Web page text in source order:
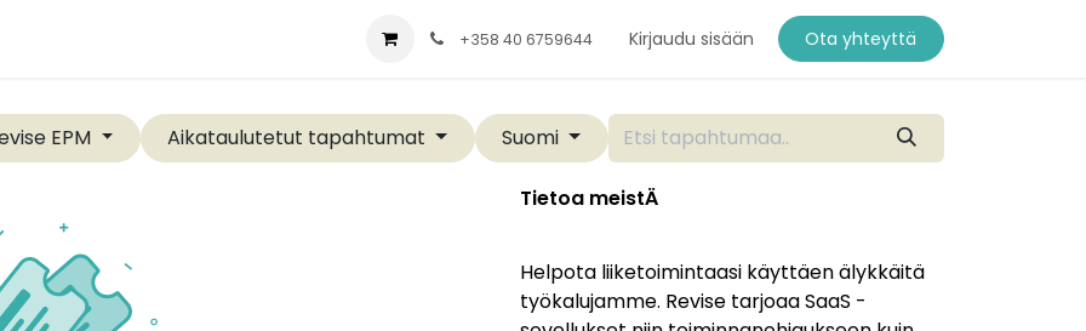
Blog +358 40 6759644 Kirjaudu sisään Ota yhteyttä
EPM Aikataulutetut tapahtumat Suomi
Tietoa meistÄ
Helpota liiketoimintaasi käyttäen älykkäitä
työkalujamme. Revise tarjoaa SaaS -